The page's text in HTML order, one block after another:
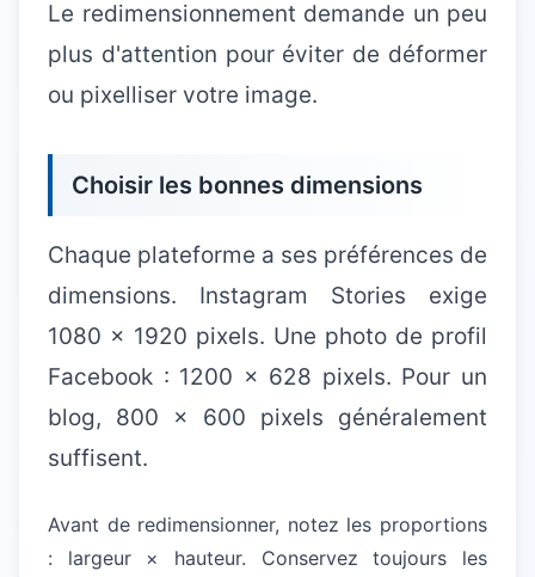
Le redimensionnement demande un peu
plus d'attention pour éviter de déformer
ou pixelliser votre image.
Choisir les bonnes dimensions
Chaque plateforme a ses préférences de
dimensions. Instagram Stories exige
1080 × 1920 pixels. Une photo de profil
Facebook : 1200 × 628 pixels. Pour un
blog, 800 × 600 pixels généralement
suffisent.
Avant de redimensionner, notez les proportions
: largeur × hauteur. Conservez toujours les